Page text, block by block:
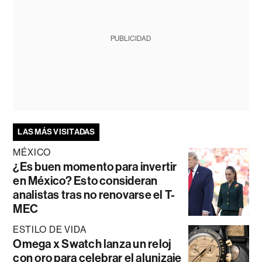
PUBLICIDAD
LAS MÁS VISITADAS
MÉXICO
¿Es buen momento para invertir
en México? Esto consideran
analistas tras no renovarse el T-
MEC
ESTILO DE VIDA
Omega x Swatch lanza un reloj
con oro para celebrar el alunizaje